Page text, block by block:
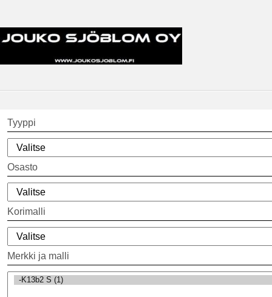
Tyyppi
Osasto
Korimalli
Merkki ja malli